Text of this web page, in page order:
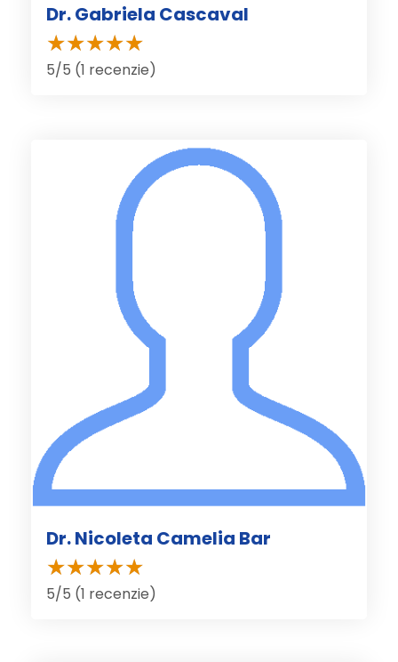
Dr. Gabriela Cascaval
5/5 (1 recenzie)
Dr. Nicoleta Camelia Bar
5/5 (1 recenzie)